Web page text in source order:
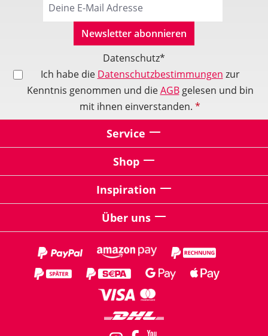
Newsletter abonnieren
Datenschutz*
Ich habe die Datenschutzbestimmungen zur
Kenntnis genommen und dieAGBgelesen und bin
mit ihnen einverstanden. *
Service
Shop
Inspiration
Über uns